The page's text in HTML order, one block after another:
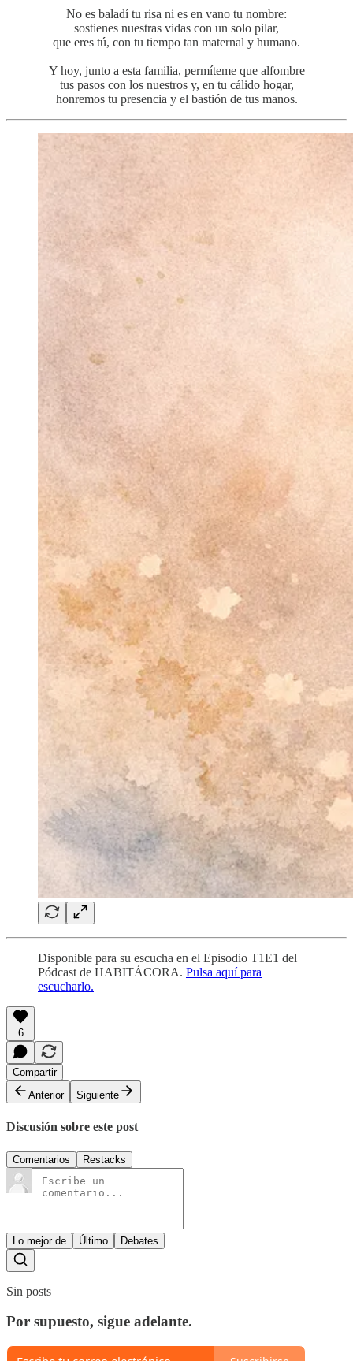
No es baladí tu risa ni es en vano tu nombre:
sostienes nuestras vidas con un solo pilar,
que eres tú, con tu tiempo tan maternal y humano.
Y hoy, junto a esta familia, permíteme que alfombre
tus pasos con los nuestros y, en tu cálido hogar,
honremos tu presencia y el bastión de tus manos.
Disponible para su escucha en el Episodio T1E1 del
Pódcast de HABITÁCORA. Pulsa aquí para
escucharlo.
6
Compartir
Anterior
Siguiente
Discusión sobre este post
Comentarios Restacks
Lo mejor de Último Debates
Sin posts
Por supuesto, sigue adelante.